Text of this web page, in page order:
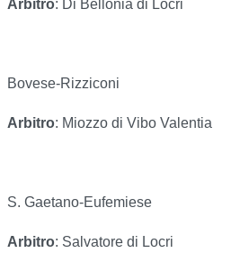
Arbitro: Di Bellonia di Locri
Bovese-Rizziconi
Arbitro: Miozzo di Vibo Valentia
S. Gaetano-Eufemiese
Arbitro: Salvatore di Locri